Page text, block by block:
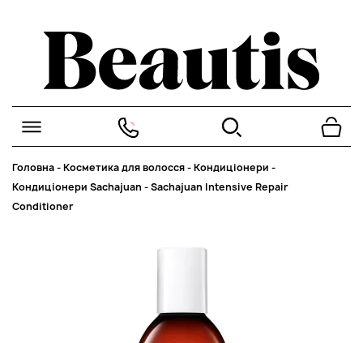
Головна-Косметика для волосся-Кондиціонери -
Кондиціонери Sachajuan -Sachajuan Intensive Repair
Conditioner